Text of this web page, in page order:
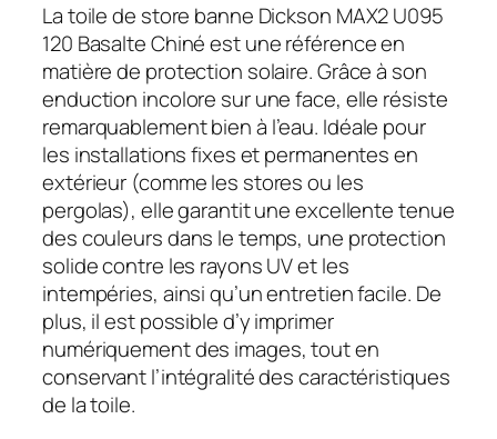
La toile de store banne Dickson MAX2 U095
120 Basalte Chiné est une référence en
matière de protection solaire. Grâce à son
enduction incolore sur une face, elle résiste
remarquablement bien à l’eau. Idéale pour
les installations fixes et permanentes en
extérieur (comme les stores ou les
pergolas), elle garantit une excellente tenue
des couleurs dans le temps, une protection
solide contre les rayons UV et les
intempéries, ainsi qu’un entretien facile. De
plus, il est possible d’y imprimer
numériquement des images, tout en
conservant l’intégralité des caractéristiques
de la toile.